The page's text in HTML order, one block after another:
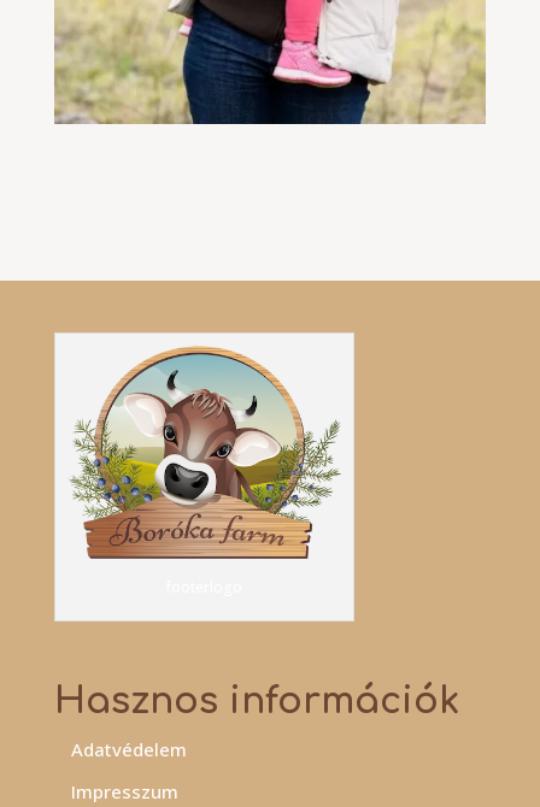
Hasznos információk
Adatvédelem
Impresszum